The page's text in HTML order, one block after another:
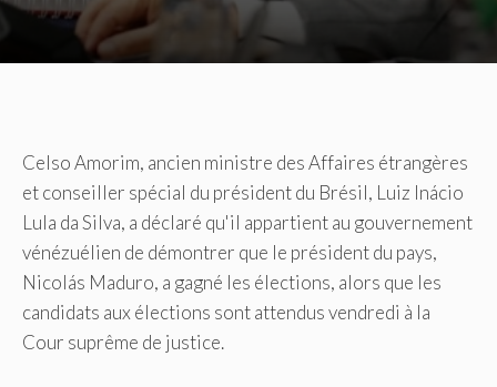
Celso Amorim, ancien ministre des Affaires étrangères
et conseiller spécial du président du Brésil, Luiz Inácio
Lula da Silva, a déclaré qu'il appartient au gouvernement
vénézuélien de démontrer que le président du pays,
Nicolás Maduro, a gagné les élections, alors que les
candidats aux élections sont attendus vendredi à la
Cour suprême de justice.